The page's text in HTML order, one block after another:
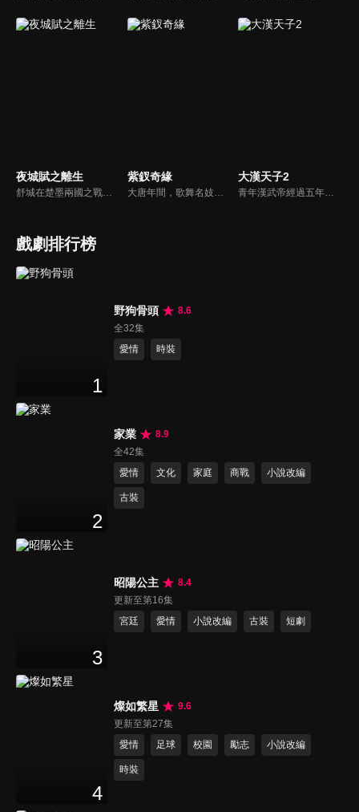
夜城賦之離生
舒城在楚墨兩國之戰中落敗，並成為了墨國五皇女莫茴的魂器。失去自我意識的舒城跟隨姐姐莫茹回到墨國，面對失而復得的妹妹，莫茹欣喜又憂慮。為了保護親人和國家她棄醫從戎，甚至為了保護莫茴不惜被砍掉一條手臂，然而這一切都阻擋不了局勢的動盪不安...
紫釵奇緣
大唐年間，歌舞名妓霍小玉、風流俠客納蘭東、書香才子李益和巾幗紅顏盧靖瀾為首的風騷人物，彼此錯綜複雜的命運與感情糾葛。一場指腹為婚的誤會，造成浪漫卻無果的錯點鴛鴦，他們在階級差異與強權壓迫中勇於追求真愛，在宮廷權謀與世俗現實的拉扯中身不由己地被推向命運的叉路...
大漢天子2
青年漢武帝經過五年執政，平息後宮勢力、抗拒外患入侵、粉碎政變陰謀，坐穩了皇帝寶座，正是開展雄才大略之時。能臣汲黯受到賞識，並引薦另一位奇才主父偃，漢武帝視其張固再世，委以重任。國力強盛使漢武帝屢屢北伐外族，只是規模巨大的戰爭使漢室逐漸捉襟見肘，諸侯勢力蠢蠢欲動。
戲劇排行榜
1
野狗骨頭
8.6
全32集
愛情
時裝
2
家業
8.9
全42集
愛情
文化 家庭 商戰 小說改編
古裝
3
昭陽公主
8.4
更新至第16集
宮廷
愛情 小說改編 古裝 短劇
4
燦如繁星
9.6
更新至第27集
愛情
足球 校園 勵志 小說改編
時裝